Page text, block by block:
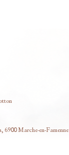
6900 Marche-en-Famenne